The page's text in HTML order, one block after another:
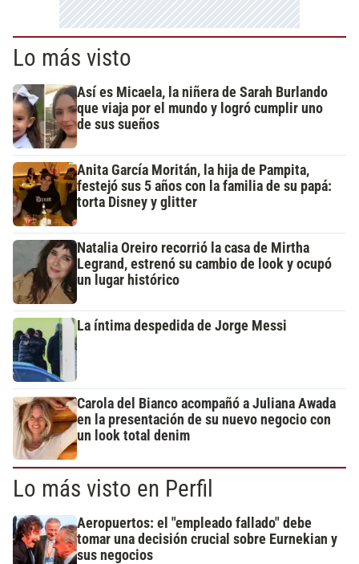
Lo más visto
Así es Micaela, la niñera de Sarah Burlando
que viaja por el mundo y logró cumplir uno
de sus sueños
Anita García Moritán, la hija de Pampita,
festejó sus 5 años con la familia de su papá:
torta Disney y glitter
Natalia Oreiro recorrió la casa de Mirtha
Legrand, estrenó su cambio de look y ocupó
un lugar histórico
La íntima despedida de Jorge Messi
Carola del Bianco acompañó a Juliana Awada
en la presentación de su nuevo negocio con
un look total denim
Lo más visto en Perfil
Aeropuertos: el "empleado fallado" debe
tomar una decisión crucial sobre Eurnekian y
sus negocios